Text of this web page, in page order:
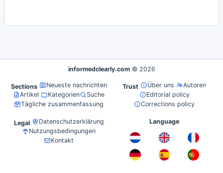
informedclearly.com © 2026
Sections
Neueste nachrichten
Artikel
Kategorien
Suche
Tägliche zusammenfassung
Trust Über uns
Autoren
Editorial policy
Corrections policy
Legal
Datenschutzerklärung
Nutzungsbedingungen
Kontakt
Language